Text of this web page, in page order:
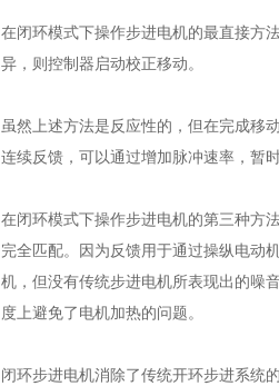
在闭环模式下操作步进电机的最直接方
异，则控制器启动校正移动。
虽然上述方法是反应性的，但在完成移
连续反馈，可以通过增加脉冲速率，暂
在闭环模式下操作步进电机的第三种方
完全匹配。因为反馈用于通过操纵电动
机，但没有传统步进电机所表现出的噪
度上避免了电机加热的问题。
闭环步进电机消除了传统开环步进系统